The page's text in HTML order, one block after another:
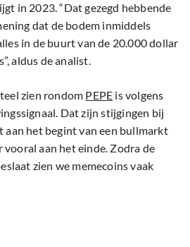
in 2023. “Dat gezegd hebbende
dat de bodem inmiddels
in de buurt van de 20.000 dollar
aldus de analist.
zien rondom PEPE is volgens
Dat zijn stijgingen bij
aan het begint van een bullmarkt
aan het einde. Zodra de
zien we memecoins vaak